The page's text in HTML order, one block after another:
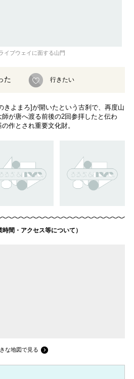
イブウェイに面する山門
た 行きたい
きよまろ]が開いたという古刹で、再度山
が唐へ渡る前後の2回参拝したと伝わ
作とされ重要文化財。
間・アクセス等について）
な地図で見る